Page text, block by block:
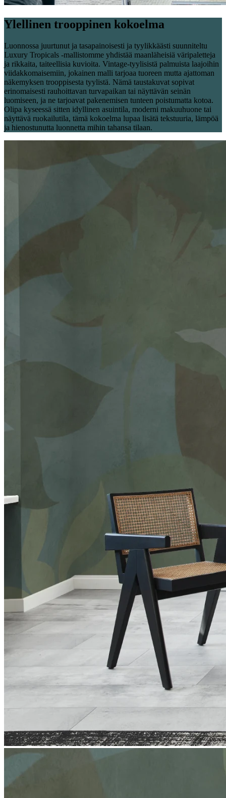
Ylellinen trooppinen kokoelma
Luonnossa juurtunut ja tasapainoisesti ja tyylikkäästi suunniteltu
Luxury Tropicals -mallistomme yhdistää maanläheisiä väripaletteja
ja rikkaita, taiteellisia kuvioita. Vintage-tyylisistä palmuista laajoihin
viidakkomaisemiin, jokainen malli tarjoaa tuoreen mutta ajattoman
näkemyksen trooppisesta tyylistä. Nämä taustakuvat sopivat
erinomaisesti rauhoittavan turvapaikan tai näyttävän seinän
luomiseen, ja ne tarjoavat pakenemisen tunteen poistumatta kotoa.
Olipa kyseessä sitten idyllinen asuintila, moderni makuuhuone tai
näyttävä ruokailutila, tämä kokoelma lupaa lisätä tekstuuria, lämpöä
ja hienostunutta luonnetta mihin tahansa tilaan.